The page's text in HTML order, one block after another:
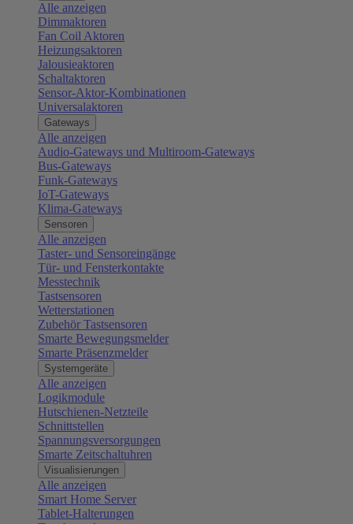
Alle anzeigen
Dimmaktoren
Fan Coil Aktoren
Heizungsaktoren
Jalousieaktoren
Schaltaktoren
Sensor-Aktor-Kombinationen
Universalaktoren
Gateways
Alle anzeigen
Audio-Gateways und Multiroom-Gateways
Bus-Gateways
Funk-Gateways
IoT-Gateways
Klima-Gateways
Sensoren
Alle anzeigen
Taster- und Sensoreingänge
Tür- und Fensterkontakte
Messtechnik
Tastsensoren
Wetterstationen
Zubehör Tastsensoren
Smarte Bewegungsmelder
Smarte Präsenzmelder
Systemgeräte
Alle anzeigen
Logikmodule
Hutschienen-Netzteile
Schnittstellen
Spannungsversorgungen
Smarte Zeitschaltuhren
Visualisierungen
Alle anzeigen
Smart Home Server
Tablet-Halterungen